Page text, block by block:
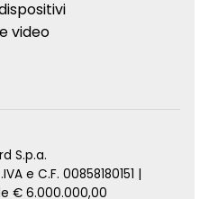
video
S.p.a.
e C.F. 00858180151 |
€ 6.000.000,00